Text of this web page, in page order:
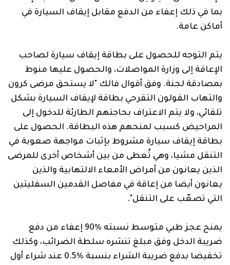
بما في ذلك إعفاء من الدفع مقابل إيقاف السيارة في
أماكن عامة.
يتم التوجه للحصول على بطاقة إيقاف سيارة لصاحب
الإعاقة إلى وزارة المواصلات، والحصول عليها منوط
بمصادقة لجنة. وفق أقوال فالك "لا يستحق مرضى كرون
والتهاب القولون التقرحي بطاقة لإيقاف السيارة بشكل
تلقائي، ولا يتم الاعتراف بحاجتهم الطارئة للدخول إلى
المراحيض كسبب لمنحهم هذه البطاقة. الحصول على
بطاقة إيقاف سيارة مشروط بإثبات مواجهة صعوبة في
التنقل مشيا، وهي تُعطى من بين أشخاص أخرى للمرضى
الذين يعانون من أمراض الأمعاء الالتهابية والذين
يعانون أيضا من إعاقة في مفاصل القدمين السفليتين
التي تصعّب على التنقل".
يمنح عجز طبي متوسط نسبته %90‏ إعفاء من دفع
ضريبة الدخل وفق مبلغ تنشره سلطة الضرائب، وكذلك
تخفيضا بدفع ضريبة الشراء بنسبة ‏0.5% عند شراء أول